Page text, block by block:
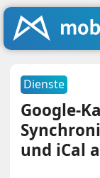
Dienste
Google-
und iCal